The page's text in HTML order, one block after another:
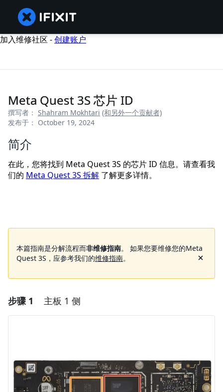
加入维修社区 -创建账户
Meta Quest 3S 芯片 ID
撰写者： Shahram Mokhtari (和另外一个贡献者)
发布于： October 19, 2024
简介
在此，您将找到 Meta Quest 3S 的芯片 ID 信息。请查看我
们的 Meta Quest 3S 拆解 了解更多详情。
本篇指南是分解流程而非维修指南。 如果您要维修您的Meta
Quest 3S，应参考我们的维修指南。
步骤 1 主板 1 侧